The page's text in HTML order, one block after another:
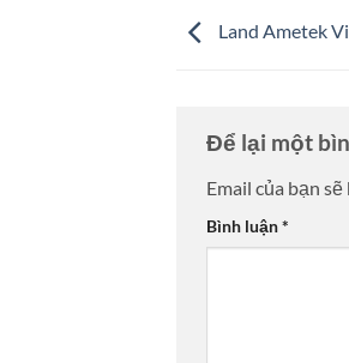
Land Ametek
Để lại một
Email của bạn
Bình luận*